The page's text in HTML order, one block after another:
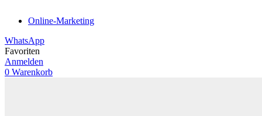
Online-Marketing
WhatsApp
Favoriten
Anmelden
0 Warenkorb